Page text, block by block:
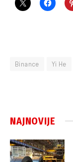
Binance Yi He
NAJNOVIJE